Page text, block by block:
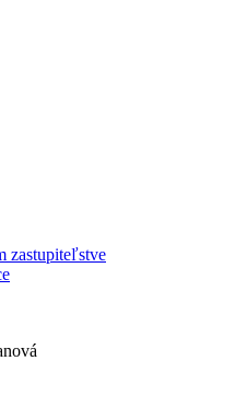
zastupiteľstve